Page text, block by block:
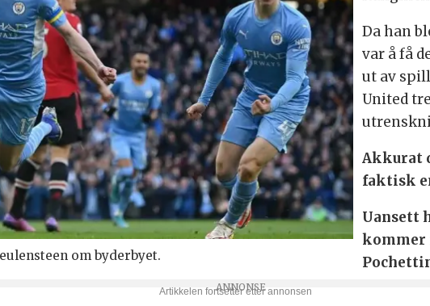
om byderbyet.
Da han
var å få
ut av
United
Akkurat
faktisk
Uansett
kommer